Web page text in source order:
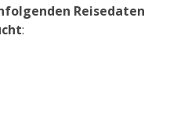
Reisedaten
: